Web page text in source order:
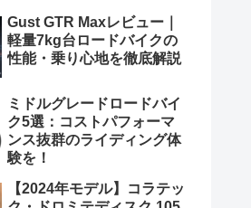
Gust GTR Maxレビュー｜
軽量7kg台ロードバイクの
性能・乗り心地を徹底解説
ミドルグレードロードバイ
ク5選：コストパフォーマ
ンス抜群のライディング体
験を！
【2024年モデル】コラテッ